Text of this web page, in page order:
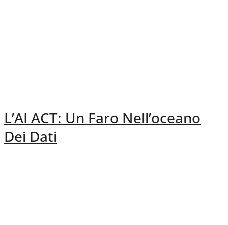
L’AI ACT: Un Faro Nell’oceano
Dei Dati